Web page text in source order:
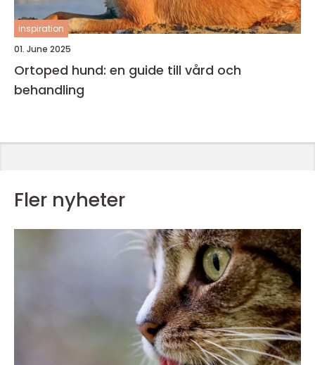
inspiration
01. June 2025
Ortoped hund: en guide till vård och
behandling
Fler nyheter